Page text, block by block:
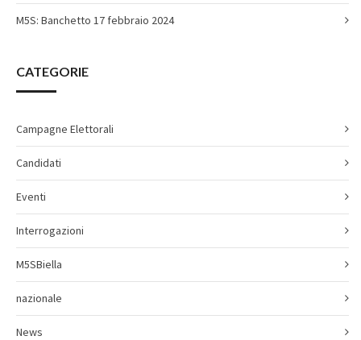
M5S: Banchetto 17 febbraio 2024
CATEGORIE
Campagne Elettorali
Candidati
Eventi
Interrogazioni
M5SBiella
nazionale
News